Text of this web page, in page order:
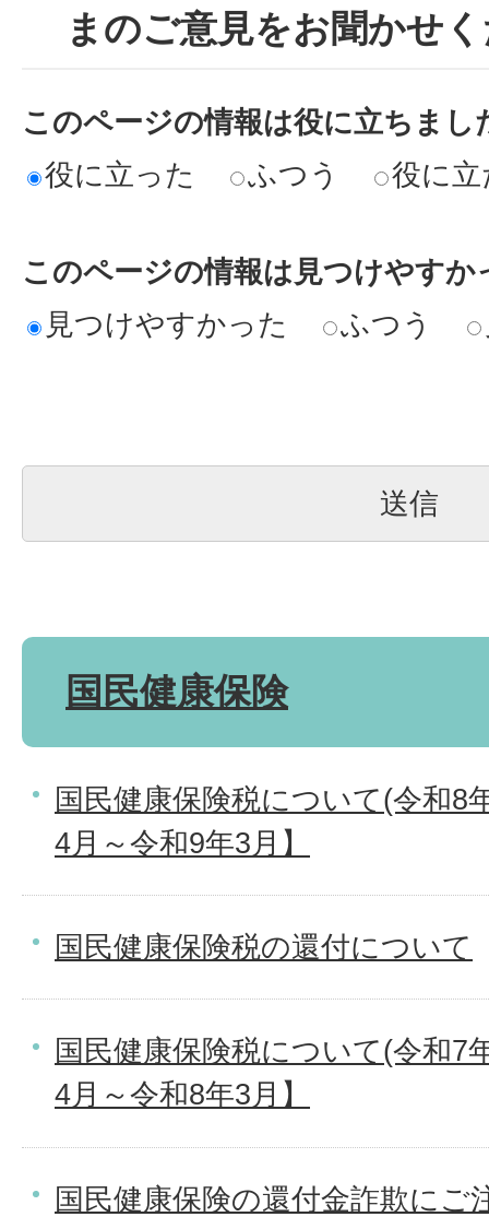
まのご意見をお聞かせ
このページの情報は役に立ちまし
役に立った
ふつう 役に
このページの情報は見つけやすか
見つけやすかった
ふつう
国民健康保険
国民健康保険税について(令和8
4月～令和9年3月】
国民健康保険税の還付について
国民健康保険税について(令和7
4月～令和8年3月】
国民健康保険の還付金詐欺にご